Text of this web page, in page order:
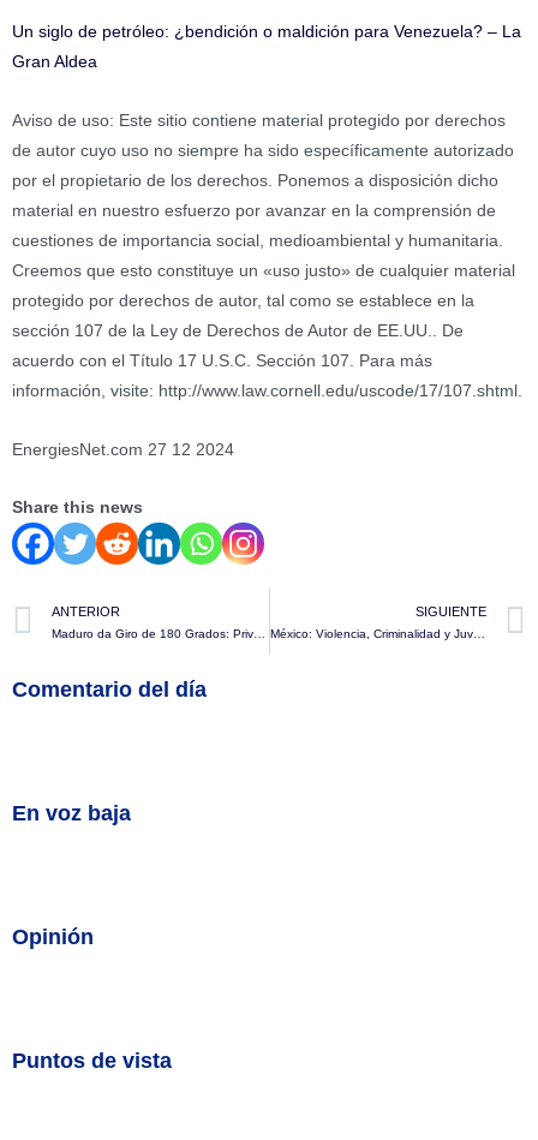
Un siglo de petróleo: ¿bendición o maldición para Venezuela? – La
Gran Aldea
Aviso de uso: Este sitio contiene material protegido por derechos
de autor cuyo uso no siempre ha sido específicamente autorizado
por el propietario de los derechos. Ponemos a disposición dicho
material en nuestro esfuerzo por avanzar en la comprensión de
cuestiones de importancia social, medioambiental y humanitaria.
Creemos que esto constituye un «uso justo» de cualquier material
protegido por derechos de autor, tal como se establece en la
sección 107 de la Ley de Derechos de Autor de EE.UU.. De
acuerdo con el Título 17 U.S.C. Sección 107. Para más
información, visite: http://www.law.cornell.edu/uscode/17/107.shtml.
EnergiesNet.com 27 12 2024
Share this news
ANTERIOR
Maduro da Giro de 180 Grados: Privatizará 500 Empresas Nacionalizadas por el Régimen
SIGUIENTE
México: Violencia, Criminalidad y Juventud como Agentes de Cambio para la Paz – Jorge Valderrabano
Comentario del día
En voz baja
Opinión
Puntos de vista